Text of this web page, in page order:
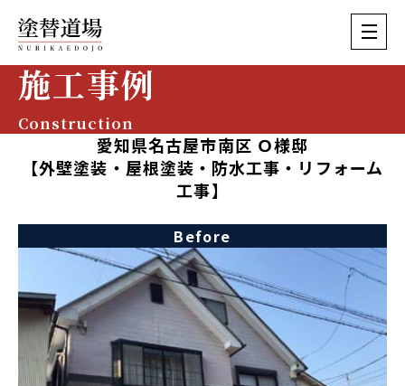
施工事例
Construction
愛知県名古屋市南区 Ｏ様邸
【外壁塗装・屋根塗装・防水工事・リフォーム
工事】
Before